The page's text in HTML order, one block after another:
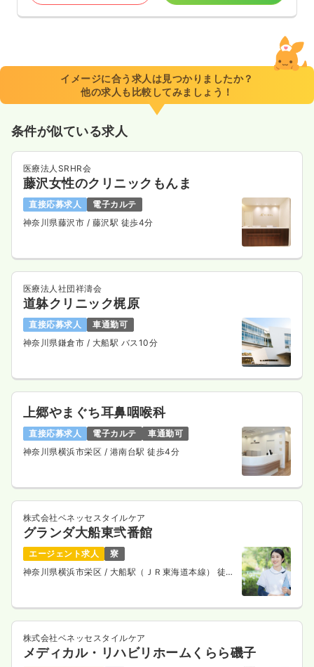
イメージに合う求人は見つかりましたか？
他の求人も比較してみましょう！
条件が似ている求人
医療法人SRHR会
藤沢女性のクリニックもんま
直接応募求人
電子カルテ
神奈川県藤沢市 / 藤沢駅 徒歩4分
医療法人社団祥濤会
道躰クリニック梶原
直接応募求人
車通勤可
神奈川県鎌倉市 / 大船駅 バス10分
上郷やまぐち耳鼻咽喉科
直接応募求人 電子カルテ
車通勤可
神奈川県横浜市栄区 / 港南台駅 徒歩4分
株式会社ベネッセスタイルケア
グランダ大船東弐番館
エージェント求人
寮
神奈川県横浜市栄区 / 大船駅（ＪＲ東海道本線） 徒歩
株式会社ベネッセスタイルケア
メディカル・リハビリホームくらら磯子